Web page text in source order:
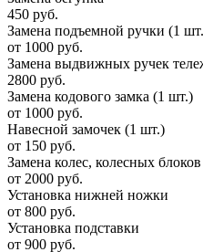
450 руб.
Замена подъемной ручки (1
от 1000 руб.
Замена выдвижных ручек
2800 руб.
Замена кодового замка (1 шт.)
от 1000 руб.
Навесной замочек (1 шт.)
от 150 руб.
Замена колес, колесных
от 2000 руб.
Установка нижней ножки
от 800 руб.
Установка подставки
от 900 руб.